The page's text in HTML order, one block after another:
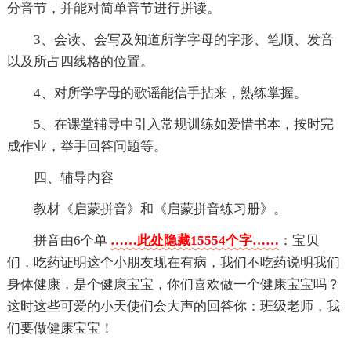
分音节，并能对简单音节进行拼读。
3、会读、会写及知道所学字母的字形、笔顺、发音
以及所占四线格的位置。
4、对所学字母的歌谣能信手拈来，熟练掌握。
5、在课堂辅导中引入常规训练如爱惜书本，按时完
成作业，举手回答问题等。
四、辅导内容
教材《启蒙拼音》和《启蒙拼音练习册》。
拼音由6个单 ……此处隐藏15554个字…… ：宝贝
们，吃药证明这个小朋友现在有病，我们不吃药说明我们
身体健康，是个健康宝宝，你们喜欢做一个健康宝宝吗？
这时这些可爱的小天使们会大声的回答你：班级老师，我
们要做健康宝宝！